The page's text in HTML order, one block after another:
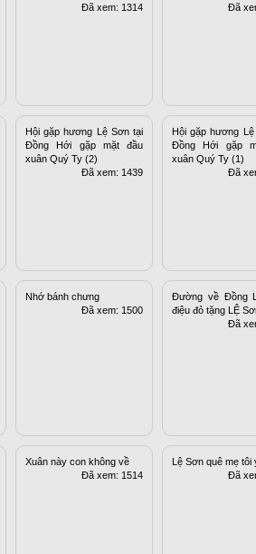
Đã xem: 1314
Đã
Hội gặp hương Lệ Sơn tại
Đồng Hới gặp mặt đầu
xuân Quý Ty (2)
Đã xem: 1439
Hội gặp hương
Đồng Hới gặp
xuân Quý Ty (1)
Đã
Nhớ bánh chưng
Đã xem: 1500
Đường về Đồng
điệu đỏ tặng LỆ
Đã
Xuân này con không về
Đã xem: 1514
Lệ Sơn quê mẹ tôi
Đã